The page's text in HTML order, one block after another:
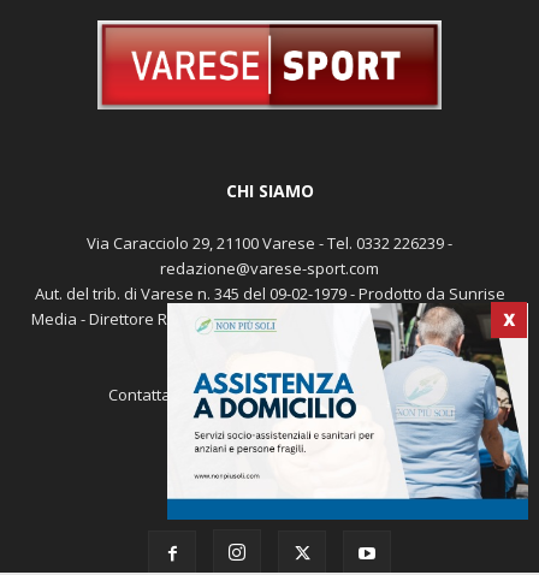
X
Via Caracciolo 29, 21100 Varese - Tel. 0332 226239 -
Aut. del trib. di Varese n. 345 del 09-02-1979 - Prodotto da Sunrise
Media - Direttore Responsabile: Michele Marocco -
Pubblicità
redazione@varese-sport.com
SEGUICI